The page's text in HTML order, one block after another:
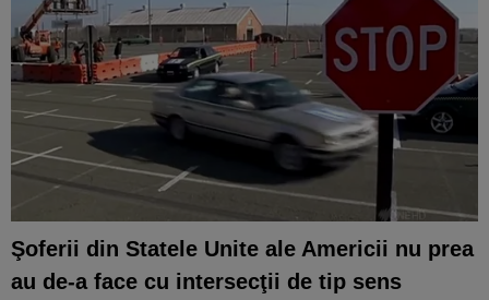
Şoferii din Statele Unite ale Americii nu prea
au de-a face cu intersecţii de tip sens